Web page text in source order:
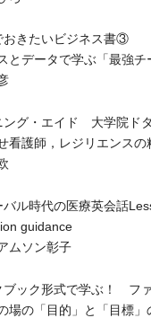
おきたいビジネス書③
スとデータで学ぶ「最強
ング・エイド 大学院ド
看護師，レジリエンスの
バル時代の医療英会話
guidance
ムソン彰子
ブック形式で学ぶ！ フ
場の「目的」と「目標」